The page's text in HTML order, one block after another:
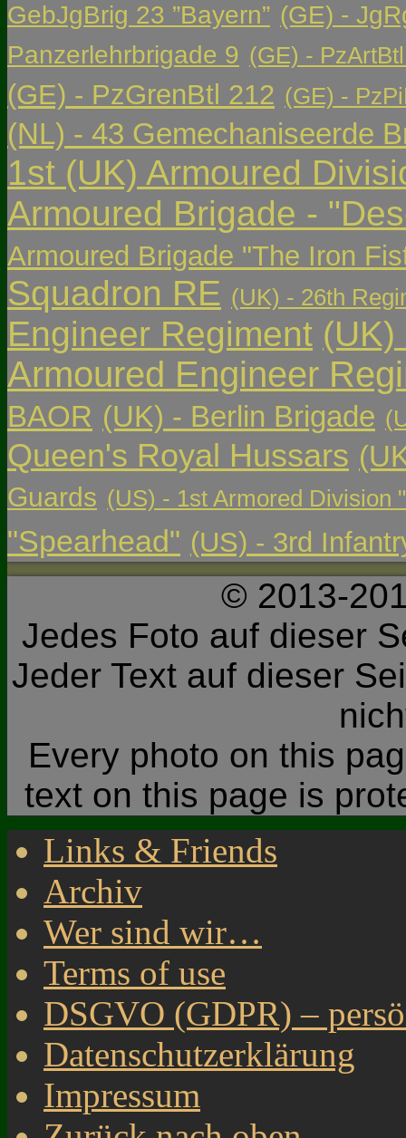
GebJgBrig 23 ”Bayern” (GE) -
Panzerlehrbrigade 9 (GE) -
(GE) - PzGrenBtl 212 (GE) -
(NL) - 43 Gemechaniseerde
1st (UK) Armoured
Armoured Brigade -
Armoured Brigade "The Iron
Squadron RE (UK) - 26th
Engineer Regiment
Armoured Engineer
BAOR (UK) - Berlin Brigade
Queen's Royal Hussars
Guards (US) - 1st Armored Division
"Spearhead" (US) - 3rd
© 2013-
Jedes Foto auf dieser
Jeder Text auf dieser
Every photo on this
text on this page is
Links & Friends
Archiv
Wer sind wir…
Terms of use
DSGVO (GDPR) –
Datenschutzerklärung
Impressum